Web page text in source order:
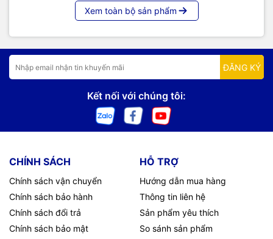
Xem toàn bộ sản phẩm
ĐĂNG KÝ
Kết nối với chúng tôi:
CHÍNH SÁCH
Chính sách vận chuyển
Chính sách bảo hành
Chính sách đổi trả
Chính sách bảo mật
HỖ TRỢ
Hướng dẫn mua hàng
Thông tin liên hệ
Sản phẩm yêu thích
So sánh sản phẩm